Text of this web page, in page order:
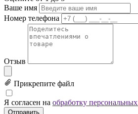
Ваше имя
Номер телефона
Отзыв
Прикрепите файл
Я согласен на обработку